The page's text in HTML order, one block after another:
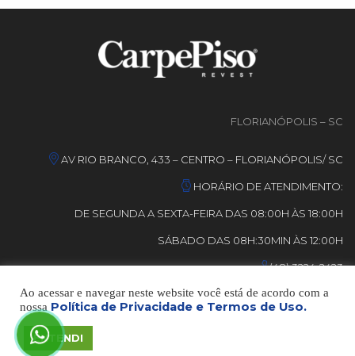
FLORIANÓPOLIS – SC
AV RIO BRANCO, 433 – CENTRO – FLORIANÓPOLIS/ SC
HORÁRIO DE ATENDIMENTO:
DE SEGUNDA A SEXTA-FEIRA DAS 08:00H ÀS 18:00H
SÁBADO DAS 08H:30MIN ÀS 12:00H
(48) 3224-2423
© DESENVOLVIDO POR
Ao acessar e navegar neste website você está de acordo com a
nossa Política de Privacidade e Termos de Uso.
ENTENDI